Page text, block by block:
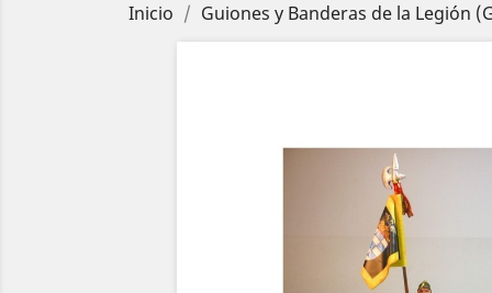
Inicio Guiones y Banderas de la Legión